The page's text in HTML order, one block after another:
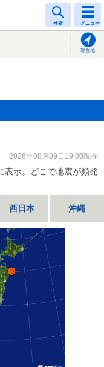
検索 メニュー
現在地
2026年08月09日19:00現在
表示。どこで地震が頻発
西日本 沖縄